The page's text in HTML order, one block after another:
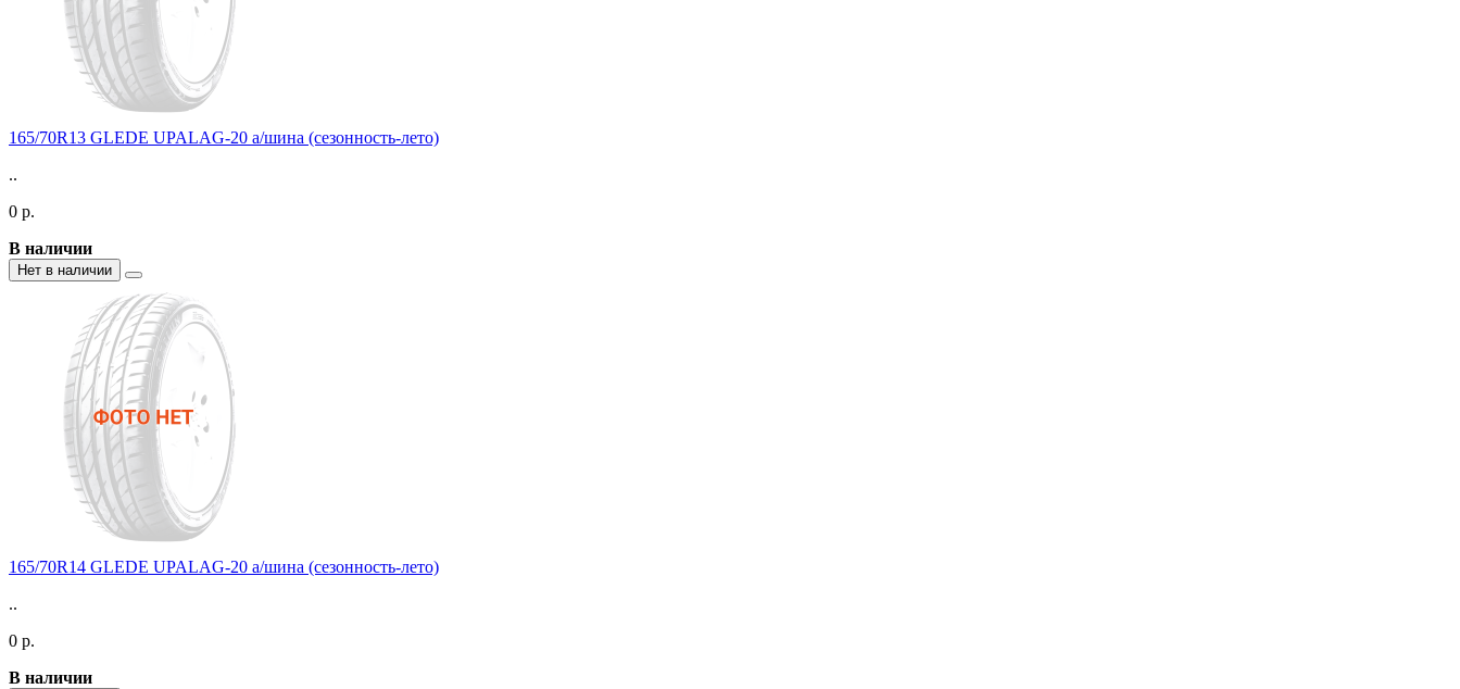
165/70R13 GLEDE UPALAG-20 а/шина (сезонность-лето)
..
0 р.
В наличии
Нет в наличии
165/70R14 GLEDE UPALAG-20 а/шина (сезонность-лето)
..
0 р.
В наличии